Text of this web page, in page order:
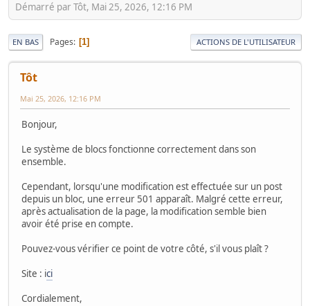
Démarré par Tôt, Mai 25, 2026, 12:16 PM
EN BAS Pages 1 ACTIONS DE L'UTILISATEUR
Tôt
Mai 25, 2026, 12:16 PM
Bonjour,
Le système de blocs fonctionne correctement dans son
ensemble.
Cependant, lorsqu'une modification est effectuée sur un post
depuis un bloc, une erreur 501 apparaît. Malgré cette erreur,
après actualisation de la page, la modification semble bien
avoir été prise en compte.
Pouvez-vous vérifier ce point de votre côté, s'il vous plaît ?
Site : ici
Cordialement,